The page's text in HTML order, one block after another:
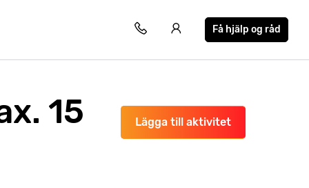
Få hjälp og råd
Lägga till aktivitet
15